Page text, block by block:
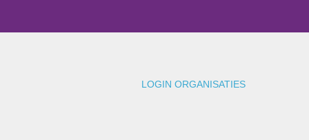
LOGIN ORGANISATIES